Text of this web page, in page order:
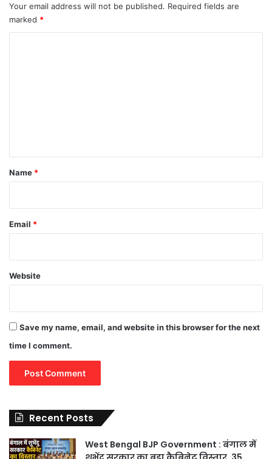
Your email address will not be published. Required fields are
marked *
*
Name *
Email *
Website
Save my name, email, and website in this browser for the next
time I comment.
Recent Posts
West Bengal BJP Government : बंगाल में